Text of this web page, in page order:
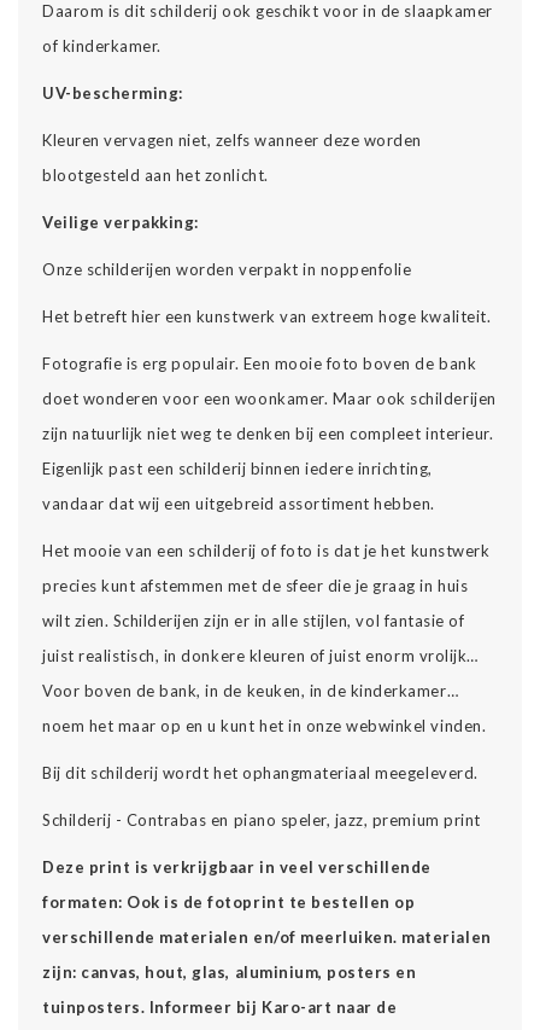
Daarom is dit schilderij ook geschikt voor in de slaapkamer
of kinderkamer.
UV-bescherming:
Kleuren vervagen niet, zelfs wanneer deze worden
blootgesteld aan het zonlicht.
Veilige verpakking:
Onze schilderijen worden verpakt in noppenfolie
Het betreft hier een kunstwerk van extreem hoge kwaliteit.
Fotografie is erg populair. Een mooie foto boven de bank
doet wonderen voor een woonkamer. Maar ook schilderijen
zijn natuurlijk niet weg te denken bij een compleet interieur.
Eigenlijk past een schilderij binnen iedere inrichting,
vandaar dat wij een uitgebreid assortiment hebben.
Het mooie van een schilderij of foto is dat je het kunstwerk
precies kunt afstemmen met de sfeer die je graag in huis
wilt zien. Schilderijen zijn er in alle stijlen, vol fantasie of
juist realistisch, in donkere kleuren of juist enorm vrolijk…
Voor boven de bank, in de keuken, in de kinderkamer…
noem het maar op en u kunt het in onze webwinkel vinden.
Bij dit schilderij wordt het ophangmateriaal meegeleverd.
Schilderij - Contrabas en piano speler, jazz, premium print
Deze print is verkrijgbaar in veel verschillende
formaten: Ook is de fotoprint te bestellen op
verschillende materialen en/of meerluiken. materialen
zijn: canvas, hout, glas, aluminium, posters en
tuinposters. Informeer bij Karo-art naar de